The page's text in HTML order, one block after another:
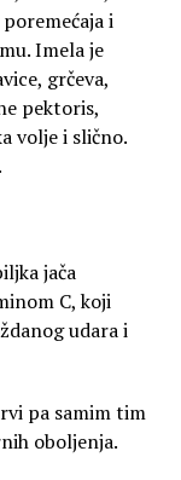
i
Imela je
grčeva,
pektoris,
volje i slično.
jača
C, koji
udara i
pa samim tim
oboljenja.